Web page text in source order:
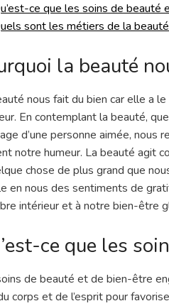
ce que les soins de beauté
sont les métiers de la
la beauté
nous fait du bien car elle a
En contemplant la beauté,
d’une personne aimée,
notre humeur. La beauté agit
chose de plus grand que
en nous des sentiments de
intérieur et à notre bien-être
ce que les
de beauté et de bien-être
corps et de l’esprit pour